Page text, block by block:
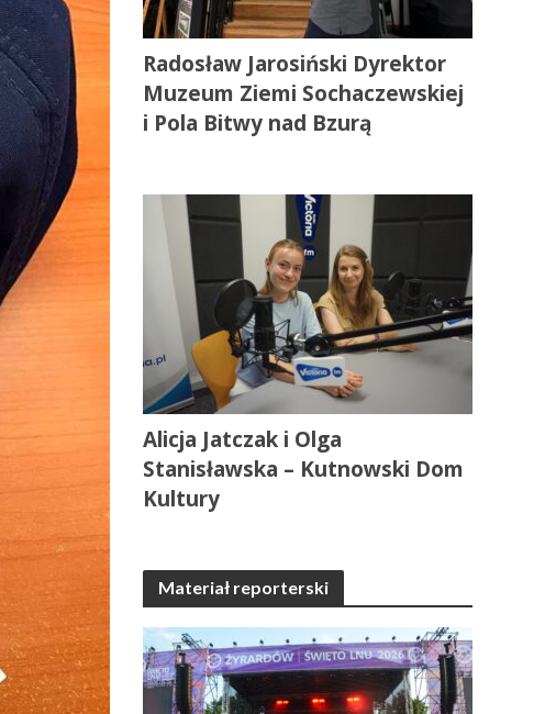
Radosław Jarosiński Dyrektor
Muzeum Ziemi Sochaczewskiej
i Pola Bitwy nad Bzurą
Alicja Jatczak i Olga
Stanisławska – Kutnowski Dom
Kultury
Materiał reporterski